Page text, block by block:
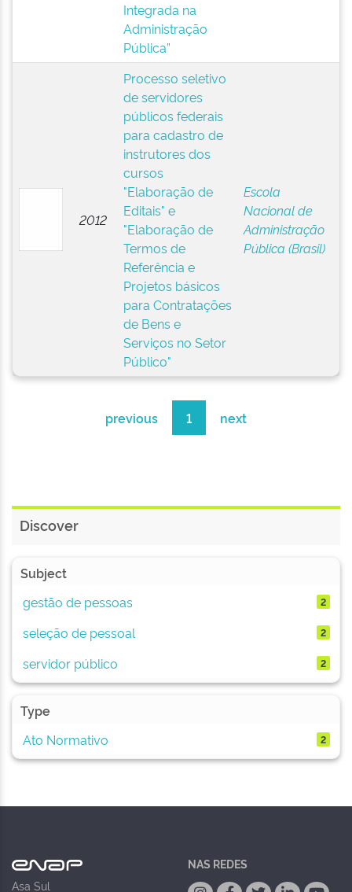
Integrada na
Administração
Pública”
2012
Processo seletivo
de servidores
públicos federais
para cadastro de
instrutores dos
cursos
"Elaboração de
Editais" e
"Elaboração de
Termos de
Referência e
Projetos básicos
para Contratações
de Bens e
Serviços no Setor
Público"
Escola
Nacional de
Administração
Pública (Brasil)
previous 1 next
Discover
Subject
gestão de pessoas
2
seleção de pessoal 2
servidor público 2
Type
Ato Normativo
2
Asa Sul
NAS REDES